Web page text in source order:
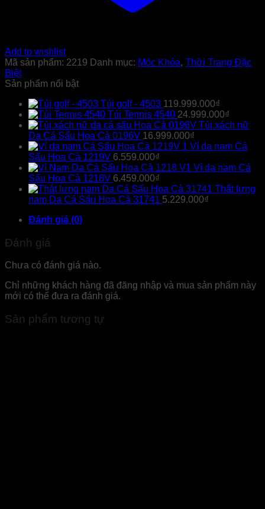
Add to wishlist
Mã sản phẩm: 2219 Danh mục: Móc Khóa, Thời Trang Đặc
Biệt
Sản phẩm nổi bật
Túi golf - 4503 119.999.000₫
Túi Tennis 4540 24.999.000₫
Túi xách nữ
Da Cá Sấu Hoa Cà 0196V 16.999.000₫
Ví da nam Cá
Sấu Hoa Cà 1219V 6.559.000₫
Ví da nam Cá
Sấu Hoa Cà 1218V 6.459.000₫
Thắt lưng
nam Da Cá Sấu Hoa Cà 31741 5.229.000₫
Đánh giá (0)
Đánh giá
Chưa có đánh giá nào.
Chỉ những khách hàng đã đăng nhập và mua sản phẩm này
mới có thể đưa ra đánh giá.
Sản phẩm tương tự